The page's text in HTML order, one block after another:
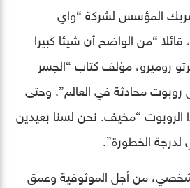
المؤسس لشركة “واي
قائلا “من الواضح أن شيئا كبيرا
روميرو، مؤلف كتاب “الجسر
روبوت محادثة في العالم”. وحتى
الروبوت “مخيف. نحن لسنا بعيدين
لدرجة الخطورة”.
شخصي، من أجل الموثوقية وعمق